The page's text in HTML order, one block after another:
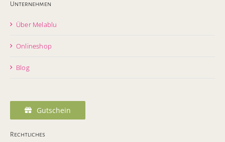
Unternehmen
Über Melablu
Onlineshop
Blog
Gutschein
Rechtliches